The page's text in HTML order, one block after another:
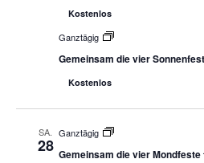
Kostenlos
Ganztägig
Gemeinsam die vier
Kostenlos
SA.
28
Ganztägig
Gemeinsam die vier